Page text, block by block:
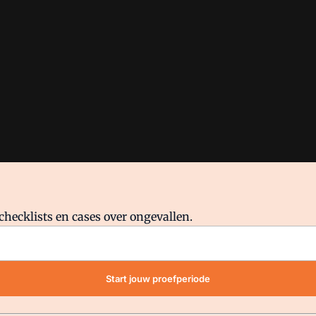
waar VMN media voor staat. Op gebruik van deze site zijn de
en cases over ongevallen.
Start jouw proefperiode